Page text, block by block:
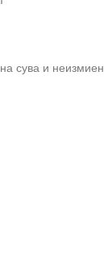
сува и